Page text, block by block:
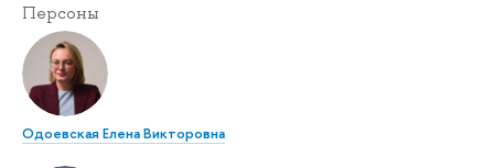
Персоны
Одоевская Елена Викторовна